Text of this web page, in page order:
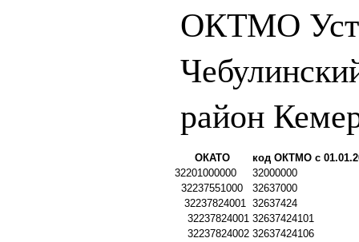
ОКТМО
район
ОКАТО
код ОКТМО с
32201000000
32000000
32237551000
32637000
32237824001 32637424
32237824001 32637424101
32237824002 32637424106